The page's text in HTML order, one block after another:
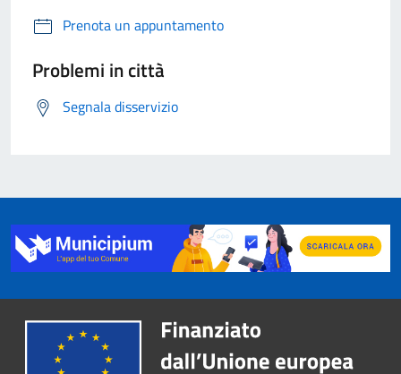
Prenota un appuntamento
Problemi in città
Segnala disservizio